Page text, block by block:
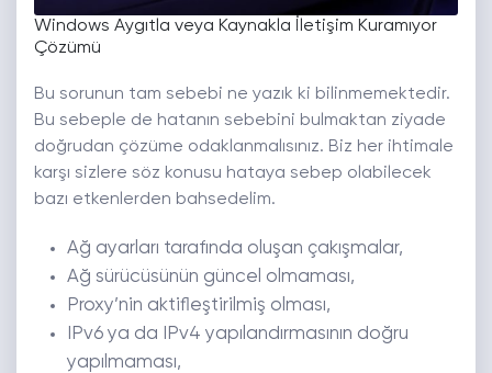
Windows Aygıtla veya Kaynakla İletişim Kuramıyor
Çözümü
Bu sorunun tam sebebi ne yazık ki bilinmemektedir.
Bu sebeple de hatanın sebebini bulmaktan ziyade
doğrudan çözüme odaklanmalısınız. Biz her ihtimale
karşı sizlere söz konusu hataya sebep olabilecek
bazı etkenlerden bahsedelim.
Ağ ayarları tarafında oluşan çakışmalar,
Ağ sürücüsünün güncel olmaması,
Proxy’nin aktifleştirilmiş olması,
IPv6 ya da IPv4 yapılandırmasının doğru
yapılmaması,